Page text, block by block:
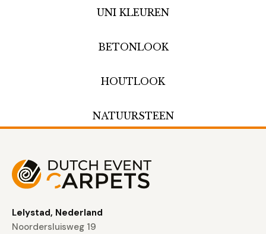
UNI KLEUREN
BETONLOOK
HOUTLOOK
NATUURSTEEN
Lelystad, Nederland
Noordersluisweg 19